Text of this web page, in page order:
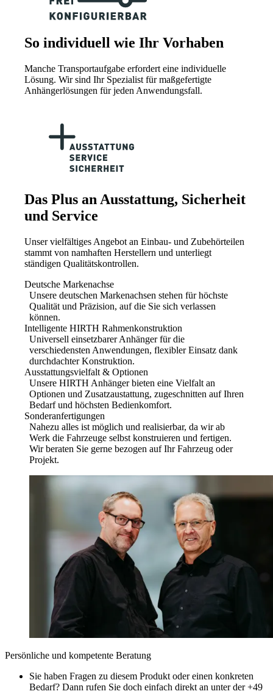
So individuell wie Ihr Vorhaben
Manche Transportaufgabe erfordert eine individuelle
Lösung. Wir sind Ihr Spezialist für maßgefertigte
Anhängerlösungen für jeden Anwendungsfall.
Das Plus an Ausstattung, Sicherheit
und Service
Unser vielfältiges Angebot an Einbau- und Zubehörteilen
stammt von namhaften Herstellern und unterliegt
ständigen Qualitätskontrollen.
Deutsche Markenachse
Unsere deutschen Markenachsen stehen für höchste
Qualität und Präzision, auf die Sie sich verlassen
können.
Intelligente HIRTH Rahmenkonstruktion
Universell einsetzbarer Anhänger für die
verschiedensten Anwendungen, flexibler Einsatz dank
durchdachter Konstruktion.
Ausstattungsvielfalt & Optionen
Unsere HIRTH Anhänger bieten eine Vielfalt an
Optionen und Zusatzaustattung, zugeschnitten auf Ihren
Bedarf und höchsten Bedienkomfort.
Sonderanfertigungen
Nahezu alles ist möglich und realisierbar, da wir ab
Werk die Fahrzeuge selbst konstruieren und fertigen.
Wir beraten Sie gerne bezogen auf Ihr Fahrzeug oder
Projekt.
Persönliche und kompetente Beratung
Sie haben Fragen zu diesem Produkt oder einen konkreten
Bedarf? Dann rufen Sie doch einfach direkt an unter der +49